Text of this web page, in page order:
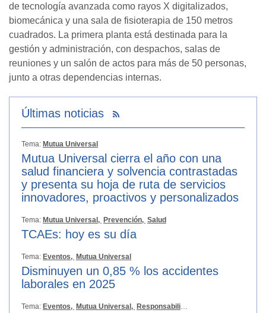
de tecnología avanzada como rayos X digitalizados,
biomecánica y una sala de fisioterapia de 150 metros
cuadrados. La primera planta está destinada para la
gestión y administración, con despachos, salas de
reuniones y un salón de actos para más de 50 personas,
junto a otras dependencias internas.
Últimas noticias
Tema: Mutua Universal
Mutua Universal cierra el año con una
salud financiera y solvencia contrastadas
y presenta su hoja de ruta de servicios
innovadores, proactivos y personalizados
Tema: Mutua Universal, Prevención, Salud
TCAEs: hoy es su día
Tema: Eventos, Mutua Universal
Disminuyen un 0,85 % los accidentes
laborales en 2025
Tema: Eventos, Mutua Universal, Responsabilidad Social